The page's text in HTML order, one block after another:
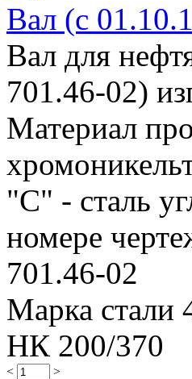
Вал (с
Вал для
701.46-02)
Материал
"С" - сталь
номере
701.46-02
Марка
НК 200/370
< >